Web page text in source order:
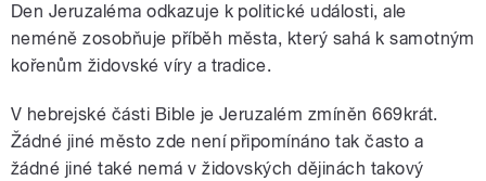
Den Jeruzaléma odkazuje k politické události, ale
neméně zosobňuje příběh města, který sahá k samotným
kořenům židovské víry a tradice.
V hebrejské části Bible je Jeruzalém zmíněn 669krát.
Žádné jiné město zde není připomínáno tak často a
žádné jiné také nemá v židovských dějinách takový